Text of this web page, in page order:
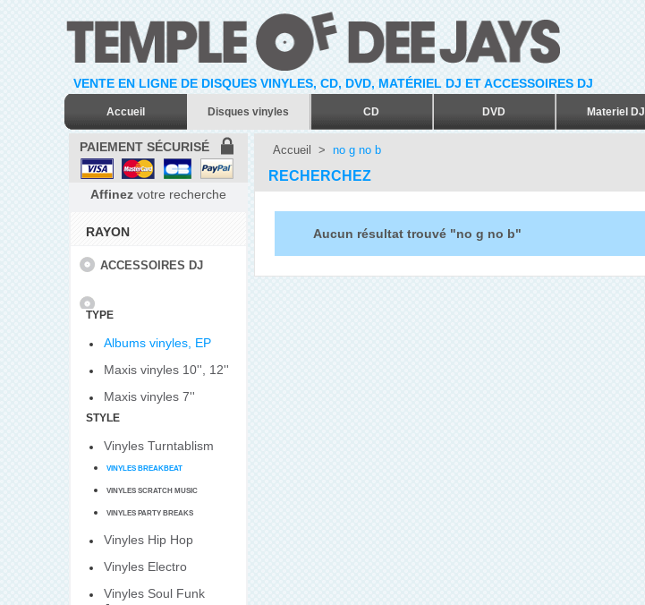
VENTE EN LIGNE DE DISQUES VINYLES, CD, DVD, MATÉRIEL DJ ET ACCESSOIRES DJ
Accueil Disques vinyles CD DVD Materiel DJ
PAIEMENT SÉCURISÉ
Affinez votre recherche
RAYON
ACCESSOIRES DJ
TYPE
Albums vinyles, EP
Maxis vinyles 10'', 12''
Maxis vinyles 7''
STYLE
Vinyles Turntablism
VINYLES BREAKBEAT
VINYLES SCRATCH MUSIC
VINYLES PARTY BREAKS
Vinyles Hip Hop
Vinyles Electro
Vinyles Soul Funk
Accueil > no g no b
RECHERCHEZ
Aucun résultat trouvé "no g no b"